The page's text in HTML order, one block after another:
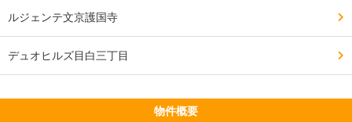
ルジェンテ文京護国寺
デュオヒルズ目白三丁目
物件概要